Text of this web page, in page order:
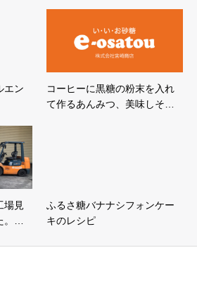
エン
コーヒーに黒糖の粉末を入れ
て作るあんみつ、美味しそ…
場見
。…
ふるさ糖バナナシフォンケー
キのレシピ